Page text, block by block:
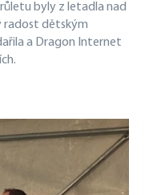
byly z letadla nad
radost dětským
a Dragon Internet